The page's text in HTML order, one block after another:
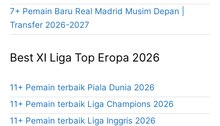
7+ Pemain Baru Real Madrid Musim Depan |
Transfer 2026-2027
Best XI Liga Top Eropa 2026
11+ Pemain terbaik Piala Dunia 2026
11+ Pemain terbaik Liga Champions 2026
11+ Pemain terbaik Liga Inggris 2026